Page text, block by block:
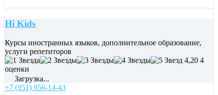
Hi Kids
Курсы иностранных языков, дополнительное образование,
услуги репетиторов
4,20 4
оценки
Загрузка...
+7 (951) 956-14-43